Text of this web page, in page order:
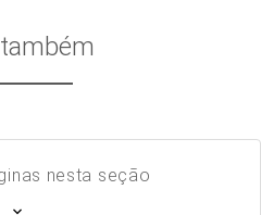
nesta seção